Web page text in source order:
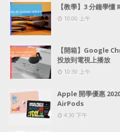
【教學】3 分鐘學
10:00 上午
【開箱】Google
投放到電視上播放
10:30 上午
Apple 開學優惠
AirPods
4:30 下午